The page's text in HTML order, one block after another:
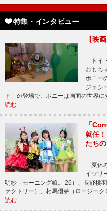
特集・インタビュー
【映
「ト
おもち
ボニー
ジェシ
ド」の登場で、ボニーは画面の世界
読む
「
就任
たち
夏休
イツリ
明紗（モーニング娘。’26）、長野桃
ァクトリー）、相馬優芽（ロージー
読む